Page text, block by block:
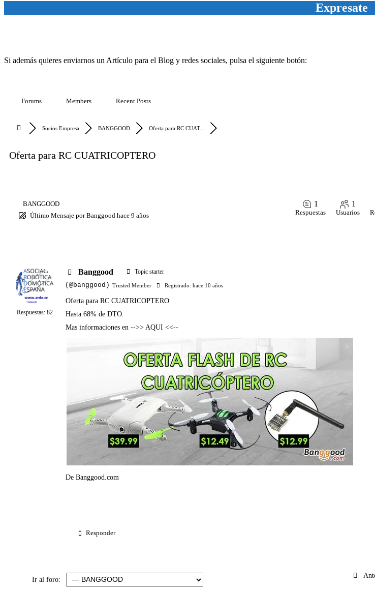
Expresate
Si además quieres enviarnos un Artículo para el Blog y redes sociales, pulsa el siguiente botón:
Forums Members Recent Posts
Socios Empresa BANGGOOD Oferta para RC CUAT...
Oferta para RC CUATRICOPTERO
BANGGOOD
Último Mensaje por Banggood hace 9 años
1
Respuestas
1
Usuarios
Respuestas: 82
Banggood Topic starter
(@banggood) Trusted Member Registrado: hace 10 años
Oferta para RC CUATRICOPTERO
Hasta 68% de DTO.
Mas informaciones en -->> AQUI <<--
De Banggood.com
Responder
Ir al foro: